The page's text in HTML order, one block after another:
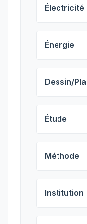
Électricité
Énergie
Dessin/
Étude
Méthode
Institution